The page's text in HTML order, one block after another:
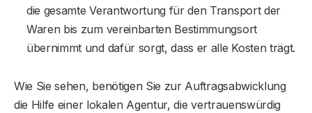
die gesamte Verantwortung für den Transport der
Waren bis zum vereinbarten Bestimmungsort
übernimmt und dafür sorgt, dass er alle Kosten trägt.
Wie Sie sehen, benötigen Sie zur Auftragsabwicklung
die Hilfe einer lokalen Agentur, die vertrauenswürdig